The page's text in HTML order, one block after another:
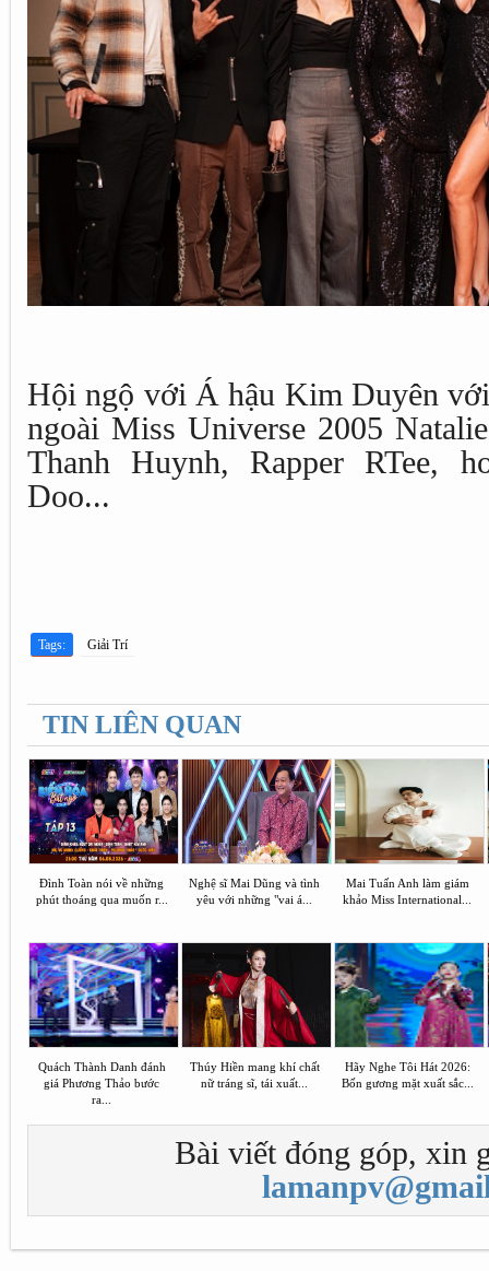
Hội ngộ với Á hậu Kim Duyên
ngoài Miss Universe 2005
Thanh Huynh, Rapper RTee,
Doo...
Tags: Giải Trí
TIN LIÊN QUAN
Đình Toàn nói về những
phút thoáng qua muốn r...
Nghệ sĩ Mai Dũng và tình
yêu với những "vai á...
Mai Tuấn Anh làm giám
khảo Miss International...
Quách Thành Danh đánh
giá Phương Thảo bước
ra...
Thúy Hiền mang khí chất
nữ tráng sĩ, tái xuất...
Hãy Nghe Tôi Hát 2026:
Bốn gương mặt xuất sắc...
Bài viết đóng góp, xin